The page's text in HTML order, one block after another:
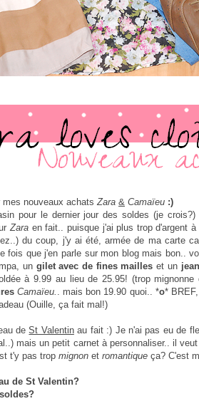
mes nouveaux achatsZara & Camaïeu :)
pour le dernier jour des soldes (je crois?)
Zara en fait.. puisque j'ai plus trop d'argent
du coup, j'y ai été, armée de ma carte
fois que j'en parle sur mon blog mais bon..
un gilet avec de fines mailles et un
à 9.99 au lieu de 25.95! (trop mignonne
Camaïeu. . mais bon 19.90 quoi.. *o*
(Ouille, ça fait mal!)
deSt Valentinau fait :) Je n'ai pas eu de
mais un petit carnet à personnaliser.. il
t'y pas trop mignon et romantique ça? C'est
de St Valentin?